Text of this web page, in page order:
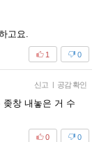
고요.
0
1
신고 | 공감 확인
창 내놓은 거 수
0
0